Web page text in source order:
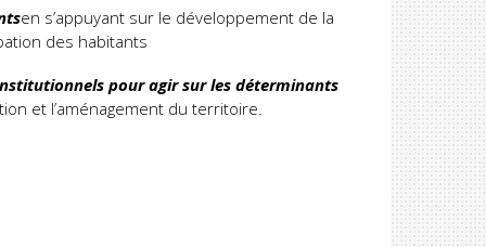
en s’appuyant sur le développement de la
des habitants
pour agir sur les déterminants
et l’aménagement du territoire.